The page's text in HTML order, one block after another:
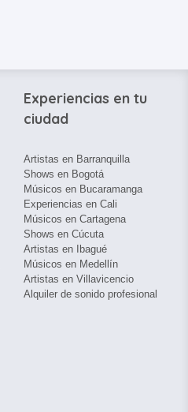
Experiencias en tu
ciudad
Artistas en Barranquilla
Shows en Bogotá
Músicos en Bucaramanga
Experiencias en Cali
Músicos en Cartagena
Shows en Cúcuta
Artistas en Ibagué
Músicos en Medellín
Artistas en Villavicencio
Alquiler de sonido profesional